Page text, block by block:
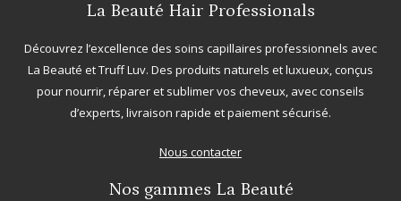
La Beauté Hair Professionals
Découvrez l’excellence des soins capillaires professionnels avec
La Beauté etTruff Luv. Des produits naturels et luxueux, conçus
pour nourrir, réparer et sublimer vos cheveux, avec conseils
d’experts, livraison rapide et paiement sécurisé.
Nous contacter
Nos gammes La Beauté